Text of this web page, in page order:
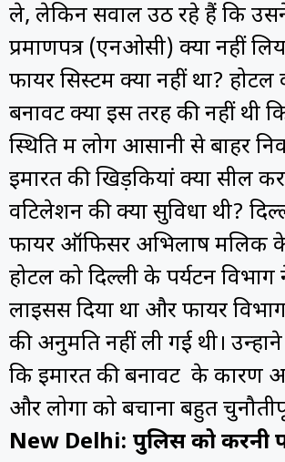
ले, लेकिन सवाल उठ रहे हैं कि
प्रमाणपत्र (एनओसी) क्यों नहीं
फायर सिस्टम क्यों नहीं था? होटल
बनावट क्यों इस तरह की नहीं थी
स्थिति में लोग आसानी से बाहर
इमारत की खिड़कियां क्यों सील
वेंटिलेशन की क्या सुविधा थी?
फायर ऑफिसर अभिलाष मलिक
होटल को दिल्ली के पर्यटन विभाग
लाइसेंस दिया था और फायर
की अनुमति नहीं ली गई थी।
कि इमारत की बनावट के कारण
और लोगों को बचाना बहुत
New Delhi: पुलिस को करनी